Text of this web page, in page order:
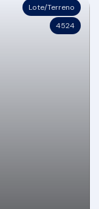
Lote/Terreno
4524